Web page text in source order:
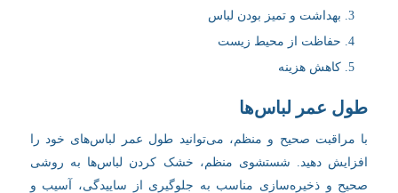
بهداشت و تمیز بودن لباس
حفاظت از محیط زیست
کاهش هزینه
طول عمر لباس‌ها
با مراقبت صحیح و منظم، می‌توانید طول عمر لباس‌های خود را
افزایش دهید. شستشوی منظم، خشک کردن لباس‌ها به روشی
صحیح و ذخیره‌سازی مناسب به جلوگیری از ساییدگی، آسیب و